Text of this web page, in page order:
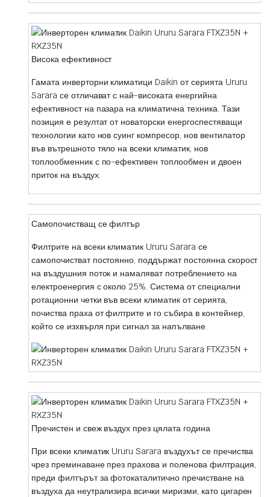
Висока ефективност
Гамата инверторни климатици Daikin от серията Ururu
Sarara се отличават с най-високата енергийна
ефективност на пазара на климатична техника. Тази
позиция е резултат от новаторски енергоспестяващи
технологии като нов суинг компресор, нов вентилатор
във вътрешното тяло на всеки климатик, нов
топлообменник с по-ефективен топлообмен и двоен
приток на въздух.
Самопочистващ се филтър
Филтрите на всеки климатик Ururu Sarara се
самопочистват постоянно, поддържат постоянна скорост
на въздушния поток и намаляват потреблението на
електроенергия с около 25%. Система от специални
ротационни четки във всеки климатик от серията,
почиства праха от филтрите и го събира в контейнер,
който се изхвърля при сигнал за напълване.
Пречистен и свеж въздух през цялата година
При всеки климатик Ururu Sarara въздухът се пречиства
чрез преминаване през прахова и поленова филтрация,
преди филтърът за фотокаталитично пречистване на
въздуха да неутрализира всички миризми, като цигарен